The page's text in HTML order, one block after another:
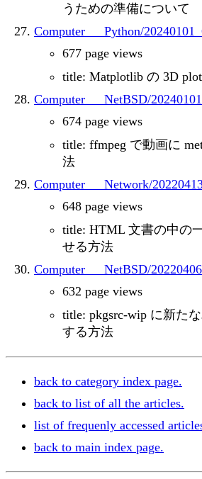
うための準備について
Computer___Python/
677 page views
title: Matplotlib の 3D
Computer___NetBSD/
674 page views
title: ffmpeg で動画に
法
Computer___Network/
648 page views
title: HTML 文書の中の
せる方法
Computer___NetBSD/
632 page views
title: pkgsrc-wip に新た
する方法
back to category index page.
back to list of all the articles.
list of frequenly accessed
back to main index page.